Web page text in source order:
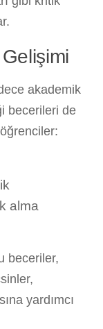
akademik
becerileri de
alma
beceriler,
yardımcı